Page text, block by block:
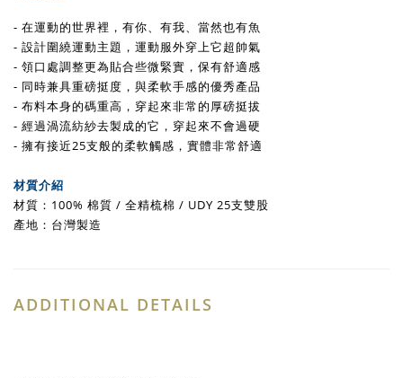
- 在運動的世界裡，有你、有我、當然也有魚
- 設計圍繞運動主題，運動服外穿上它超帥氣
- 領口處調整更為貼合些微緊實，保有舒適感
- 同時兼具重磅挺度，與柔軟手感的優秀產品
- 布料本身的碼重高，穿起來非常的厚磅挺拔
- 經過渦流紡紗去製成的它，穿起來不會過硬
- 擁有接近25支般的柔軟觸感，實體非常舒適
材質介紹
材質： 100% 棉質 / 全精梳棉 / UDY 25支雙股
產地：台灣製造
ADDITIONAL DETAILS